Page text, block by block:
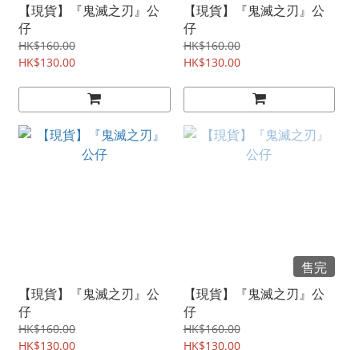
【現貨】『鬼滅之刃』公
仔
HK$160.00
HK$130.00
【現貨】『鬼滅之刃』公
仔
HK$160.00
HK$130.00
【現貨】『鬼滅之刃』公
仔
HK$160.00
HK$130.00
售完
【現貨】『鬼滅之刃』公
仔
HK$160.00
HK$130.00